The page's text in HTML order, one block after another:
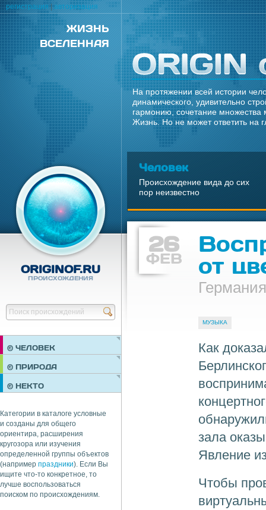
ЖИЗНЬ
ВСЕЛЕННАЯ
На протяжении всей истории
динамического, удивительно
гармонию, сочетание множества
Жизнь. Но не может ответить на
Человек
Происхождение вида до сих
пор неизвестно
ORIGINOF.RU
ПРОИСХОЖДЕНИЯ
© ЧЕЛОВЕК
ПРАЗДНИКИ
ОБЩЕСТВО
© ПРИРОДА
© НЕКТО
Категории в каталоге условные
и созданы для общего
ориентира, расширения
кругозора или изучения
определенной группы объектов
(например праздники). Если Вы
ищите что-то конкретное, то
лучше воспользоваться
поиском по происхождениям.
26
ФЕВ
от
Германия
МУЗЫКА
Как
зала
Явление
Чтобы
регистрация|авторизация